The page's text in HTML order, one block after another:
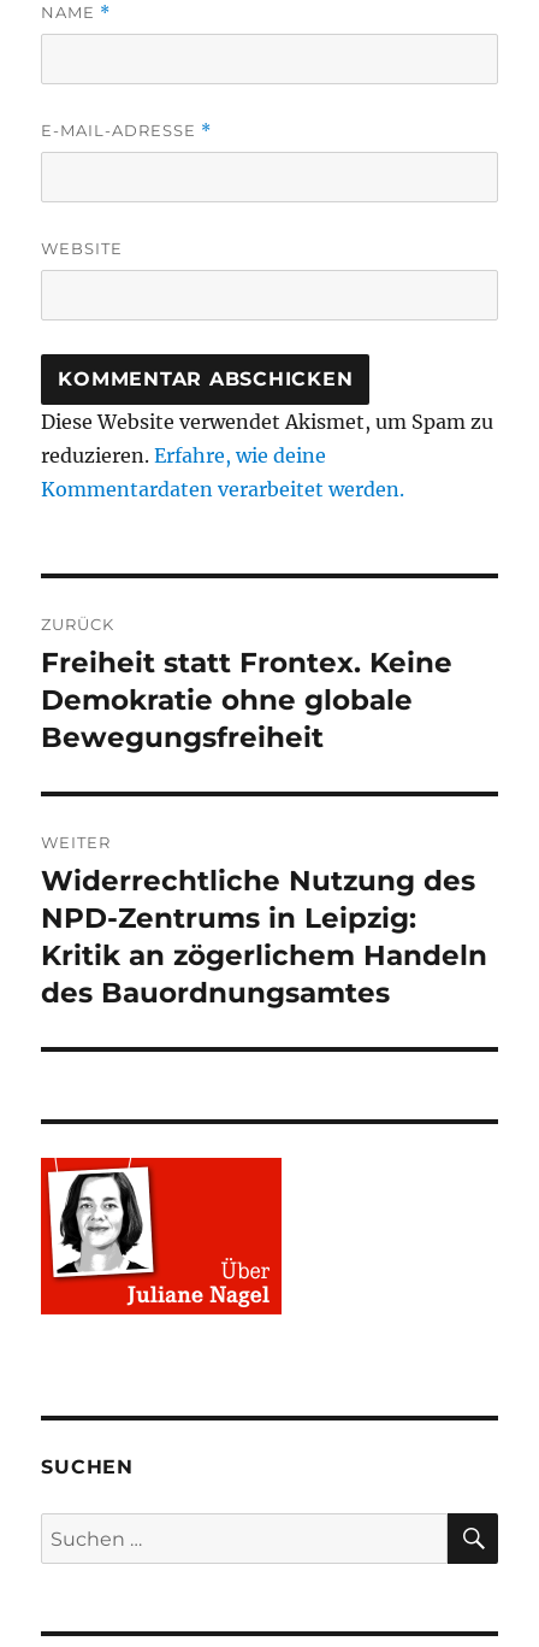
NAME *
E-MAIL-ADRESSE *
WEBSITE
Diese Website verwendet Akismet, um Spam zu
reduzieren.Erfahre, wie deine
Kommentardaten verarbeitet werden.
ZURÜCK
Vorheriger
Beitrag:
Freiheit statt Frontex. Keine
Demokratie ohne globale
Bewegungsfreiheit
WEITER
Nächster
Beitrag:
Widerrechtliche Nutzung des
NPD-Zentrums in Leipzig:
Kritik an zögerlichem Handeln
des Bauordnungsamtes
SUCHEN
Suchen
nach: